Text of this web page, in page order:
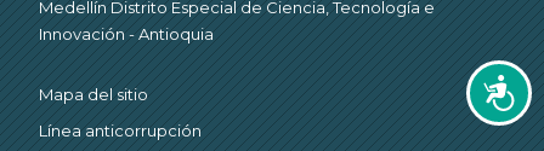
Medellín Distrito Especial de Ciencia, Tecnología e
Innovación - Antioquia
Mapa del sitio
Línea anticorrupción